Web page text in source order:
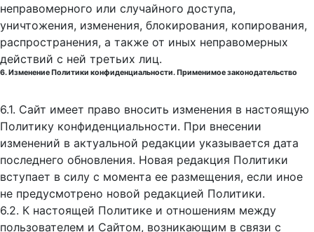
неправомерного или случайного доступа,
уничтожения, изменения, блокирования, копирования,
распространения, а также от иных неправомерных
действий с ней третьих лиц.
6. Изменение Политики конфиденциальности. Применимое законодательство
6.1. Сайт имеет право вносить изменения в настоящую
Политику конфиденциальности. При внесении
изменений в актуальной редакции указывается дата
последнего обновления. Новая редакция Политики
вступает в силу с момента ее размещения, если иное
не предусмотрено новой редакцией Политики.
6.2. К настоящей Политике и отношениям между
пользователем и Сайтом, возникающим в связи с